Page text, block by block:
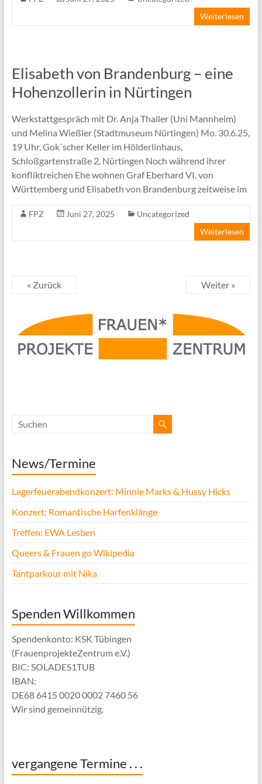
Weiterlesen
Elisabeth von Brandenburg – eine
Hohenzollerin in Nürtingen
Werkstattgespräch mit Dr. Anja Thaller (Uni Mannheim)
und Melina Wießler (Stadtmuseum Nürtingen) Mo. 30.6.25,
19 Uhr, Gok´scher Keller im Hölderlinhaus,
Schloßgartenstraße 2, Nürtingen Noch während ihrer
konfliktreichen Ehe wohnen Graf Eberhard VI. von
Württemberg und Elisabeth von Brandenburg zeitweise im
FPZ Juni 27, 2025
Uncategorized
Weiterlesen
« Zurück Weiter »
News/Termine
Lagerfeuerabendkonzert: Minnie Marks & Hussy Hicks
Konzert: Romantische Harfenklänge
Treffen: EWA Lesben
Queers & Frauen go Wikipedia
Tantparkour mit Nika
Spenden Willkommen
Spendenkonto: KSK Tübingen
(FrauenprojekteZentrum e.V.)
BIC: SOLADES1TUB
IBAN:
DE68 6415 0020 0002 7460 56
Wir sind gemeinnützig.
vergangene Termine . . .